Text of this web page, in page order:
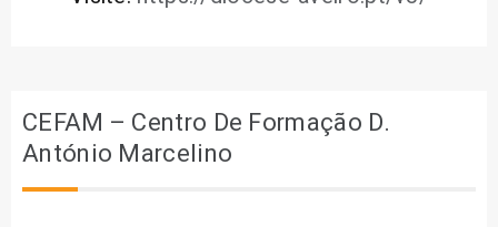
CEFAM – Centro De Formação D.
António Marcelino